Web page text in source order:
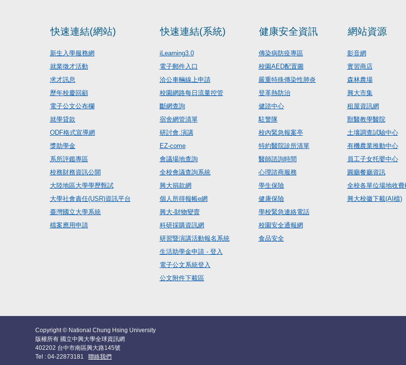
快速連結(網站)
新生入學服務網
就業徵才活動
求才訊息
歷年校慶回顧
電子公文公布欄
就學貸款
ODF格式宣導網
獎助學金
系所評鑑專區
校務財務資訊公開
大陸地區大學學歷甄試
大學社會責任(USR)資訊平台
臺灣國立大學系統
檔案應用申請
快速連結(系統)
iLearning3.0
電子郵件入口
洽公車輛線上申請
校園網路每日流量控管
斷網查詢
宿舍網管清單
研討會.演講
EZ-come
會議場地查詢
全校會議查詢系統
興大捐款網
個人所得報帳e網
興大-財物變賣
科研採購資訊網
研習暨演講活動報名系統
生活助學金申請 - 登入
電子公文系統登入
公文附件下載區
健康安全資訊
傳染病防疫專區
校園AED配置圖
嚴重特殊傳染性肺炎
登革熱防治
健諮中心
駐警隊
校內緊急報案亭
特約醫院診所清單
醫師諮詢時間
心理諮商服務
學生保險
健康保險
學校緊急連絡電話
校園安全通報網
食品安全
網站資源
影音網
實習商店
森林農場
興大市集
租屋資訊網
獸醫教學醫院
土壤調查試驗中心
有機農業推動中心
員工子女托嬰中心
圓廳餐廳資訊
全校各單位場地收費
興大校徽下載(AI檔)
Copyright © National Chung Hsing University
版權所有 國立中興大學全球資訊網
402202 台中市南區興大路145號
Tel : 04-22873181 聯絡我們